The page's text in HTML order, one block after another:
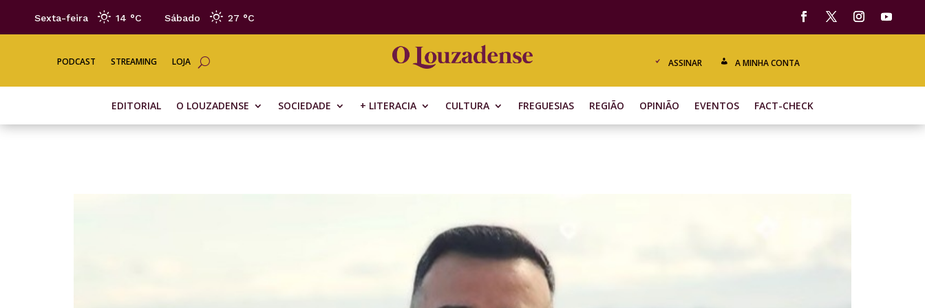
Sexta-feira 14 °C Sábado 27 °C
PODCAST STREAMING LOJA ASSINAR A MINHA CONTA
EDITORIAL O LOUZADENSE SOCIEDADE + LITERACIA CULTURA FREGUESIAS REGIÃO OPINIÃO EVENTOS FACT-CHECK